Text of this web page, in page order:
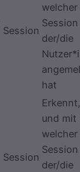
Session
welcher
der/die
hat
Session
und mit
welcher
der/die